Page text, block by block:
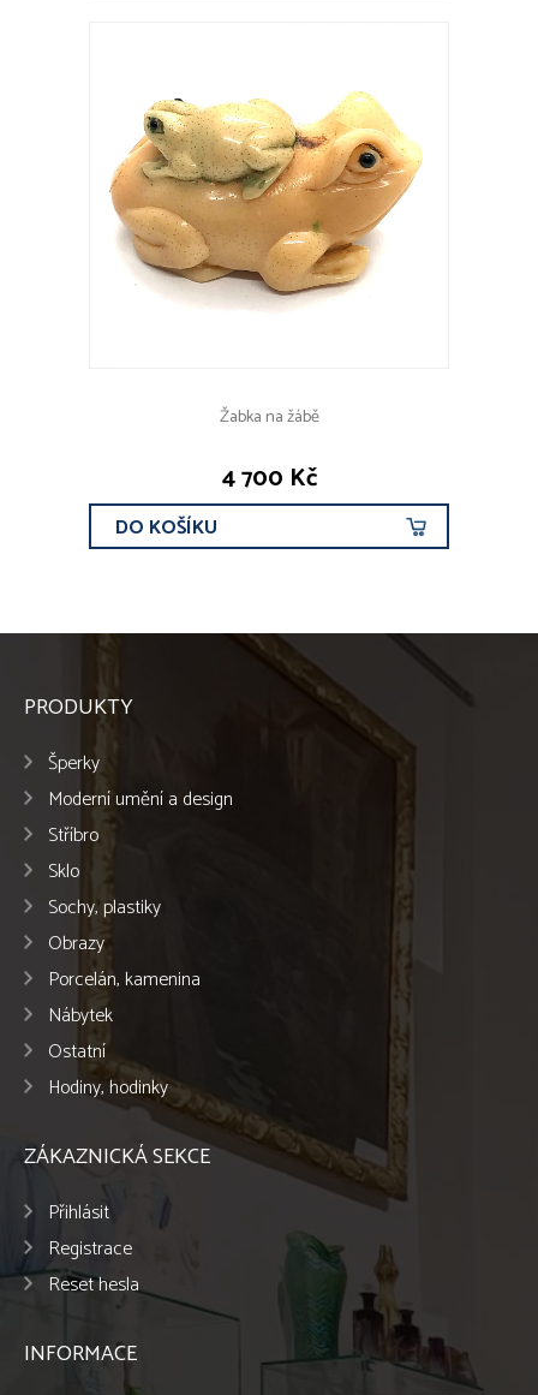
Žabka na žábě
4 700 Kč
DO KOŠÍKU
PRODUKTY
Šperky
Moderní umění a design
Stříbro
Sklo
Sochy, plastiky
Obrazy
Porcelán, kamenina
Nábytek
Ostatní
Hodiny, hodinky
ZÁKAZNICKÁ SEKCE
Přihlásit
Registrace
Reset hesla
INFORMACE